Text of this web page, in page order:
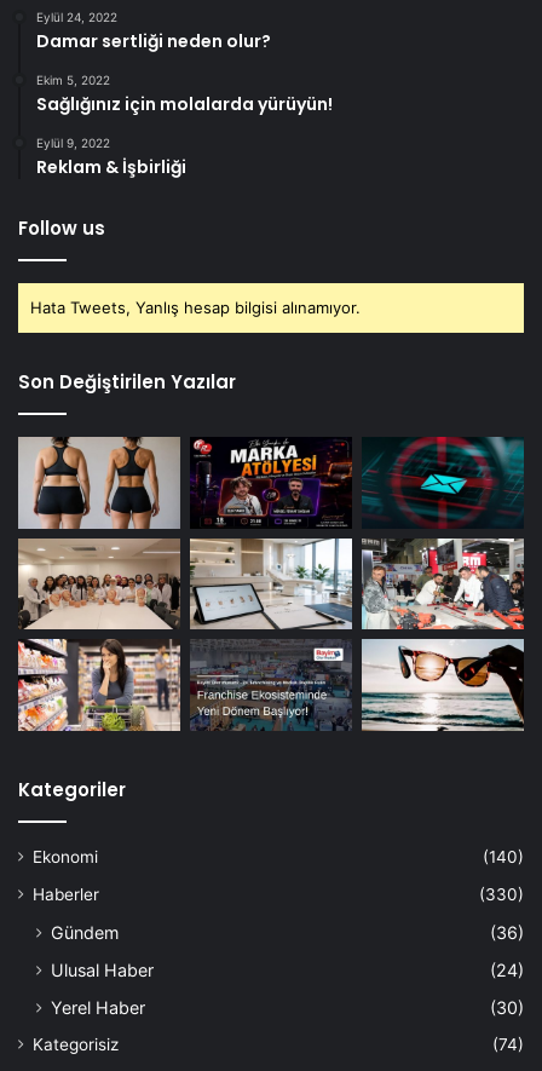
Eylül 24, 2022
Damar sertliği neden olur?
Ekim 5, 2022
Sağlığınız için molalarda yürüyün!
Eylül 9, 2022
Reklam & İşbirliği
Follow us
Hata Tweets, Yanlış hesap bilgisi alınamıyor.
Son Değiştirilen Yazılar
Kategoriler
Ekonomi
(140)
Haberler
(330)
Gündem
(36)
Ulusal Haber
(24)
Yerel Haber
(30)
Kategorisiz
(74)